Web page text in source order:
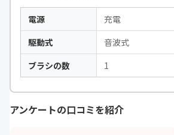
電源
充電
駆動式
音波式
ブラシの数
1
アンケートの口コミを紹介